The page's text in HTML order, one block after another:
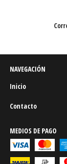
NAVEGACIÓN
Inicio
Contacto
MEDIOS DE PAGO